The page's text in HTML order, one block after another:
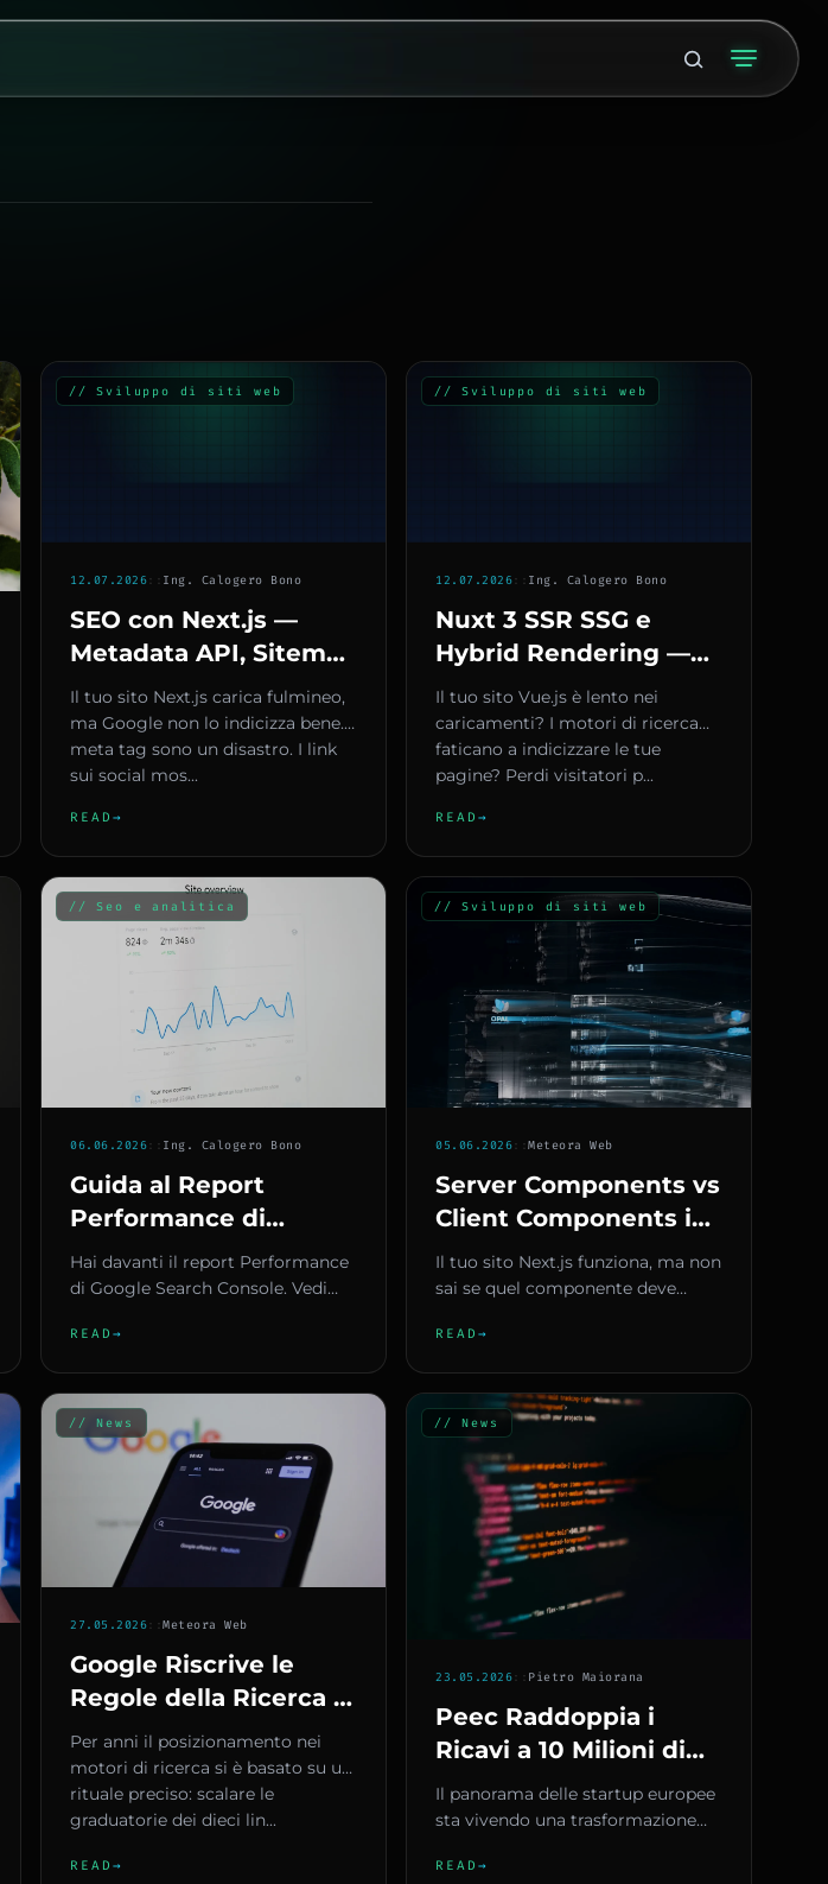
// Sviluppo di siti web
12.07.2026:: Ing. Calogero Bono
SEO con Next.js —
Metadata API, Sitemap
e Open Graph per
Posizionare il Tuo Sito
Il tuo sito Next.js carica fulmineo,
ma Google non lo indicizza bene. I
meta tag sono un disastro. I link
sui social mos...
READ →
// Sviluppo di siti web
12.07.2026:: Ing. Calogero Bono
Nuxt 3 SSR SSG e
Hybrid Rendering —
Come Scegliere la
Strategia Giusta per la
tua PMI
Il tuo sito Vue.js è lento nei
caricamenti? I motori di ricerca
faticano a indicizzare le tue
pagine? Perdi visitatori p...
READ →
// Seo e analitica
06.06.2026:: Ing. Calogero Bono
Guida al Report
Performance di
Google Search
Console: CTR,
Hai davanti il report Performance
di Google Search Console. Vedi
posizione media. Ma cos...
READ →
// Sviluppo di siti web
05.06.2026::Meteora Web
Server Components vs
Client Components in
Next.js: quando usare
quali e perché
Il tuo sito Next.js funziona, ma non
sai se quel componente deve
capitato di importare...
READ →
// News
27.05.2026::Meteora Web
Google Riscrive le
Regole della Ricerca e
della Casa Intelligente:
La Fine dei Dieci Link
Blu e l'Ascesa dell'AI
Generativa
Per anni il posizionamento nei
motori di ricerca si è basato su un
rituale preciso: scalare le
graduatorie dei dieci lin...
READ →
// News
23.05.2026:: Pietro Maiorana
Peec Raddoppia i
Ricavi a 10 Milioni di
Dollari: La Startup di
Berlino Rivoluziona il
Il panorama delle startup europee
sta vivendo una trasformazione
dall'ascesa dell'intel...
READ →